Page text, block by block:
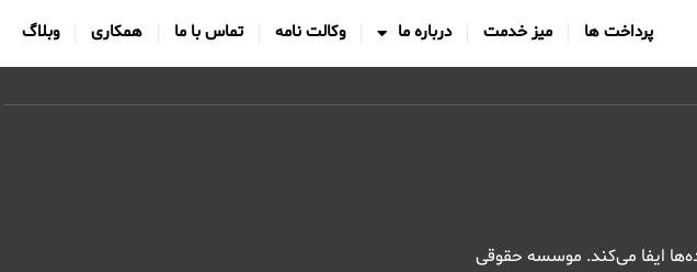
پرداخت ها میز خدمت درباره ما وکالت نامه تماس با ما همکاری وبلاگ
ایفا می‌کند. موسسه حقوقی